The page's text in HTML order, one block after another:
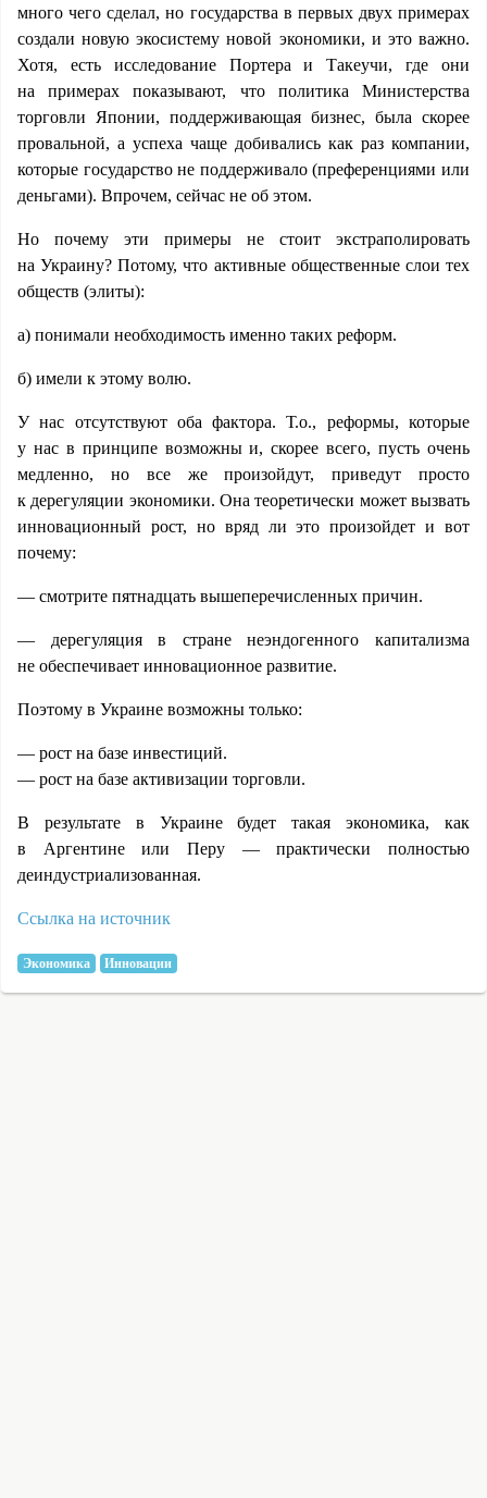
много чего сделал, но государства в первых двух примерах
создали новую экосистему новой экономики, и это важно.
Хотя, есть исследование Портера и Такеучи, где они
на примерах показывают, что политика Министерства
торговли Японии, поддерживающая бизнес, была скорее
провальной, а успеха чаще добивались как раз компании,
которые государство не поддерживало (преференциями или
деньгами). Впрочем, сейчас не об этом.
Но почему эти примеры не стоит экстраполировать
на Украину? Потому, что активные общественные слои тех
обществ (элиты):
а) понимали необходимость именно таких реформ.
б) имели к этому волю.
У нас отсутствуют оба фактора. Т.о., реформы, которые
у нас в принципе возможны и, скорее всего, пусть очень
медленно, но все же произойдут, приведут просто
к дерегуляции экономики. Она теоретически может вызвать
инновационный рост, но вряд ли это произойдет и вот
почему:
— смотрите пятнадцать вышеперечисленных причин.
— дерегуляция в стране неэндогенного капитализма
не обеспечивает инновационное развитие.
Поэтому в Украине возможны только:
— рост на базе инвестиций.
— рост на базе активизации торговли.
В результате в Украине будет такая экономика, как
в Аргентине или Перу — практически полностью
деиндустриализованная.
Ссылка на источник
Экономика Инновации